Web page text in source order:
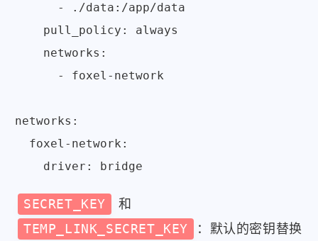
      - ./data:/app/data
    pull_policy: always
    networks:
      - foxel-network
networks:
  foxel-network:
SECRET_KEY
和
TEMP_LINK_SECRET_KEY
：默认的密钥替换